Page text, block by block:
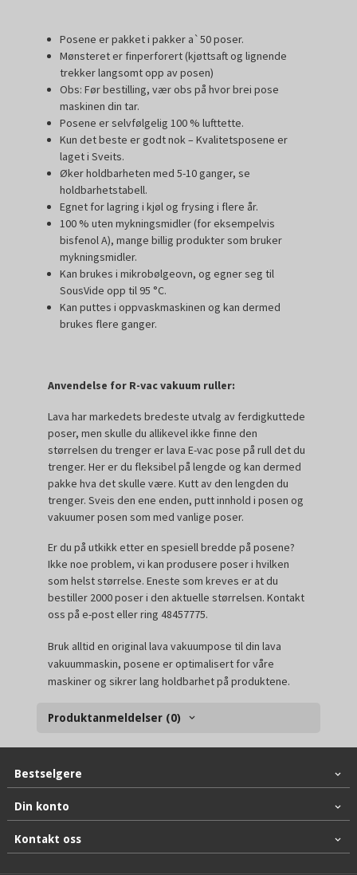
Posene er pakket i pakker a`50 poser.
Mønsteret er finperforert (kjøttsaft og lignende
trekker langsomt opp av posen)
Obs: Før bestilling, vær obs på hvor brei pose
maskinen din tar.
Posene er selvfølgelig 100 % lufttette.
Kun det beste er godt nok – Kvalitetsposene er
laget i Sveits.
Øker holdbarheten med 5-10 ganger, se
holdbarhetstabell.
Egnet for lagring i kjøl og frysing i flere år.
100 % uten mykningsmidler (for eksempelvis
bisfenol A), mange billig produkter som bruker
mykningsmidler.
Kan brukes i mikrobølgeovn, og egner seg til
SousVide opp til 95 °C.
Kan puttes i oppvaskmaskinen og kan dermed
brukes flere ganger.
Anvendelse for R-vac vakuum ruller:
Lava har markedets bredeste utvalg av ferdigkuttede
poser, men skulle du allikevel ikke finne den
størrelsen du trenger er lava E-vac pose på rull det du
trenger. Her er du fleksibel på lengde og kan dermed
pakke hva det skulle være. Kutt av den lengden du
trenger. Sveis den ene enden, putt innhold i posen og
vakuumer posen som med vanlige poser.
Er du på utkikk etter en spesiell bredde på posene?
Ikke noe problem, vi kan produsere poser i hvilken
som helst størrelse. Eneste som kreves er at du
bestiller 2000 poser i den aktuelle størrelsen. Kontakt
oss på e-post eller ring 48457775.
Bruk alltid en original lava vakuumpose til din lava
vakuummaskin, posene er optimalisert for våre
maskiner og sikrer lang holdbarhet på produktene.
Produktanmeldelser (0)
Bestselgere
Din konto
Kontakt oss